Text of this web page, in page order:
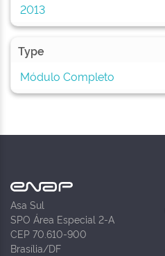
2013
Type
Módulo Completo
Asa Sul
SPO Área Especial 2-A
CEP 70.610-900
Brasília/DF